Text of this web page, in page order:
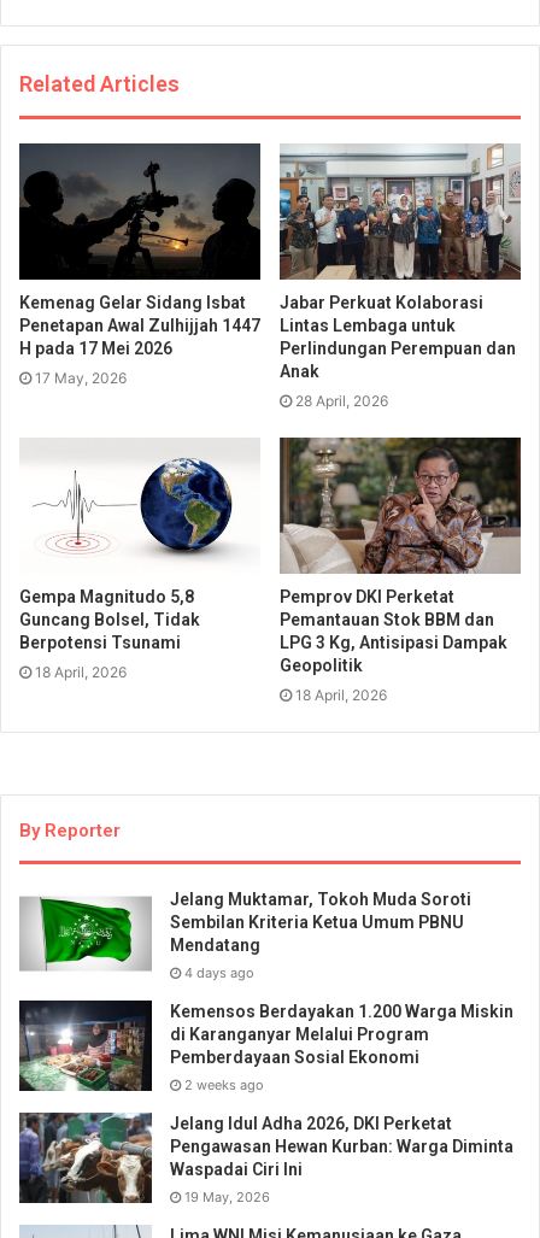
Related Articles
Kemenag Gelar Sidang Isbat
Penetapan Awal Zulhijjah 1447
H pada 17 Mei 2026
17 May, 2026
Jabar Perkuat Kolaborasi
Lintas Lembaga untuk
Perlindungan Perempuan dan
Anak
28 April, 2026
Gempa Magnitudo 5,8
Guncang Bolsel, Tidak
Berpotensi Tsunami
18 April, 2026
Pemprov DKI Perketat
Pemantauan Stok BBM dan
LPG 3 Kg, Antisipasi Dampak
Geopolitik
18 April, 2026
By Reporter
Jelang Muktamar, Tokoh Muda Soroti
Sembilan Kriteria Ketua Umum PBNU
Mendatang
4 days ago
Kemensos Berdayakan 1.200 Warga Miskin
di Karanganyar Melalui Program
Pemberdayaan Sosial Ekonomi
2 weeks ago
Jelang Idul Adha 2026, DKI Perketat
Pengawasan Hewan Kurban: Warga Diminta
Waspadai Ciri Ini
19 May, 2026